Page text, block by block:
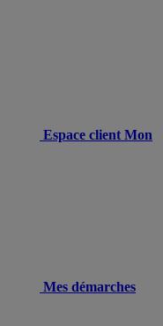
Espace client Mon
Mes démarches